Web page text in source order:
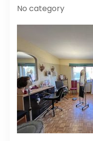
No category